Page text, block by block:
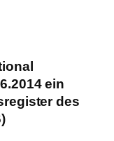
ein
des